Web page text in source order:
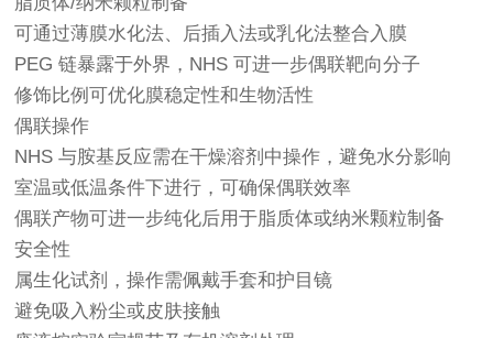
可通过薄膜水化法、后插入法或乳化法整合入膜
PEG 链暴露于外界，NHS 可进一步偶联靶向分子
修饰比例可优化膜稳定性和生物活性
偶联操作
NHS 与胺基反应需在干燥溶剂中操作，避免水分影响
室温或低温条件下进行，可确保偶联效率
偶联产物可进一步纯化后用于脂质体或纳米颗粒制备
安全性
属生化试剂，操作需佩戴手套和护目镜
避免吸入粉尘或皮肤接触